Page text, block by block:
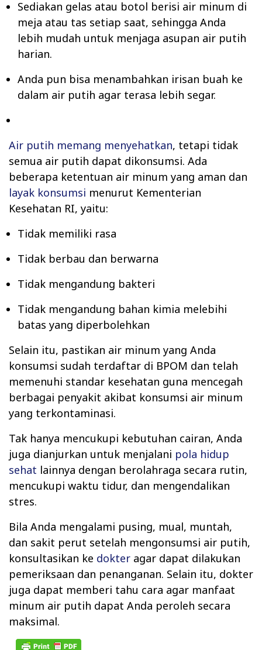
Sediakan gelas atau botol berisi air minum di
meja atau tas setiap saat, sehingga Anda
lebih mudah untuk menjaga asupan air putih
harian.
Anda pun bisa menambahkan irisan buah ke
dalam air putih agar terasa lebih segar.
Air putih memang menyehatkan, tetapi tidak
semua air putih dapat dikonsumsi. Ada
beberapa ketentuan air minum yang aman dan
layak konsumsi menurut Kementerian
Kesehatan RI, yaitu:
Tidak memiliki rasa
Tidak berbau dan berwarna
Tidak mengandung bakteri
Tidak mengandung bahan kimia melebihi
batas yang diperbolehkan
Selain itu, pastikan air minum yang Anda
konsumsi sudah terdaftar di BPOM dan telah
memenuhi standar kesehatan guna mencegah
berbagai penyakit akibat konsumsi air minum
yang terkontaminasi.
Tak hanya mencukupi kebutuhan cairan, Anda
juga dianjurkan untuk menjalani pola hidup
sehat lainnya dengan berolahraga secara rutin,
mencukupi waktu tidur, dan mengendalikan
stres.
Bila Anda mengalami pusing, mual, muntah,
dan sakit perut setelah mengonsumsi air putih,
konsultasikan ke dokter agar dapat dilakukan
pemeriksaan dan penanganan. Selain itu, dokter
juga dapat memberi tahu cara agar manfaat
minum air putih dapat Anda peroleh secara
maksimal.